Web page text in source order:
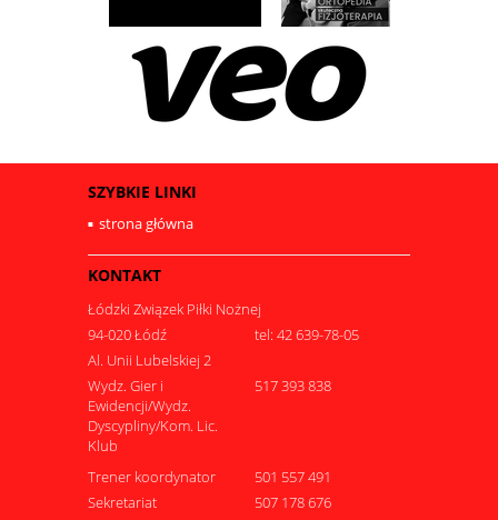
SZYBKIE LINKI
strona główna
KONTAKT
Łódzki Związek Piłki Nożnej
94-020 Łódź
tel: 42 639-78-05
Al. Unii Lubelskiej 2
Wydz. Gier i
Ewidencji/Wydz.
Dyscypliny/Kom. Lic.
Klub
517 393 838
Trener koordynator
501 557 491
Sekretariat
507 178 676